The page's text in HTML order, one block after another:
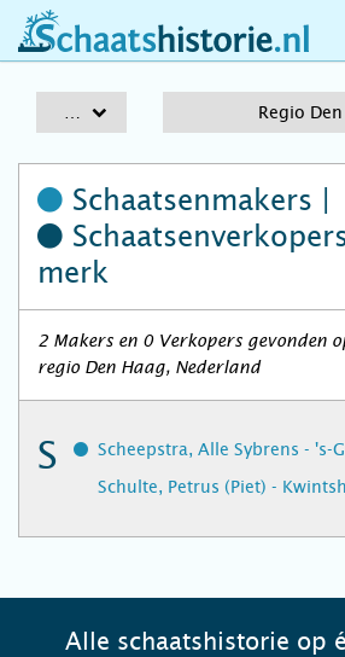
schaatshistorie.nl
Regio
Schaatsenmakers |
merk
2 Makers en 0 Verkopers gevonden
regio Den Haag, Nederland
S
Scheepstra, Alle Sybrens - 's-
Schulte, Petrus (Piet) -
Alle schaatshistorie op